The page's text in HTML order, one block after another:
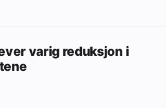
varig reduksjon i